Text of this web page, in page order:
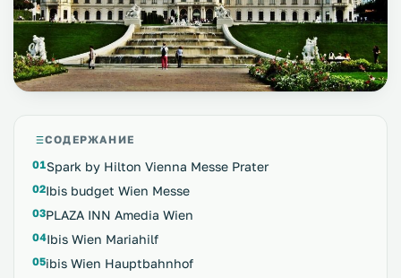
СОДЕРЖАНИЕ
Spark by Hilton Vienna Messe Prater
Ibis budget Wien Messe
PLAZA INN Amedia Wien
Ibis Wien Mariahilf
ibis Wien Hauptbahnhof